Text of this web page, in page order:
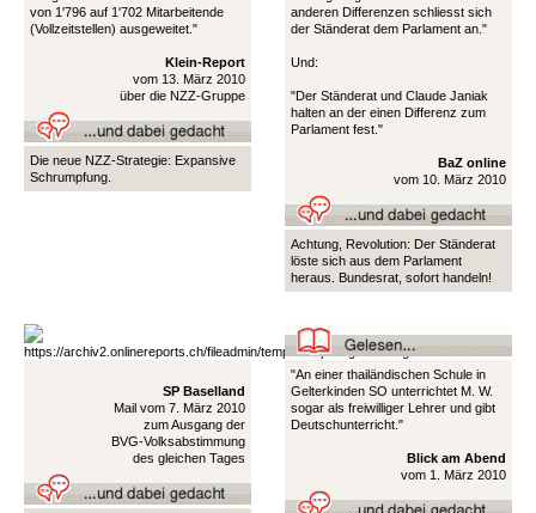
von 1'796 auf 1'702 Mitarbeitende
(Vollzeitstellen) ausgeweitet."
Klein-Report
vom 13. März 2010
über die NZZ-Gruppe
Die neue NZZ-Strategie: Expansive
Schrumpfung.
anderen Differenzen schliesst sich
der Ständerat dem Parlament an."
Und:
"Der Ständerat und Claude Janiak
halten an der einen Differenz zum
Parlament fest."
BaZ online
vom 10. März 2010
Achtung, Revolution: Der Ständerat
löste sich aus dem Parlament
heraus. Bundesrat, sofort handeln!
SP Baselland
Mail vom 7. März 2010
zum Ausgang der
BVG-Volksabstimmung
des gleichen Tages
"An einer thailändischen Schule in
Gelterkinden SO unterrichtet M. W.
sogar als freiwilliger Lehrer und gibt
Deutschunterricht."
Blick am Abend
vom 1. März 2010